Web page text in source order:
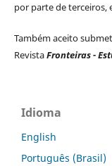
por parte de terceiros,
Também aceito
RevistaFronteiras -
Idioma
English
Português (Brasil)